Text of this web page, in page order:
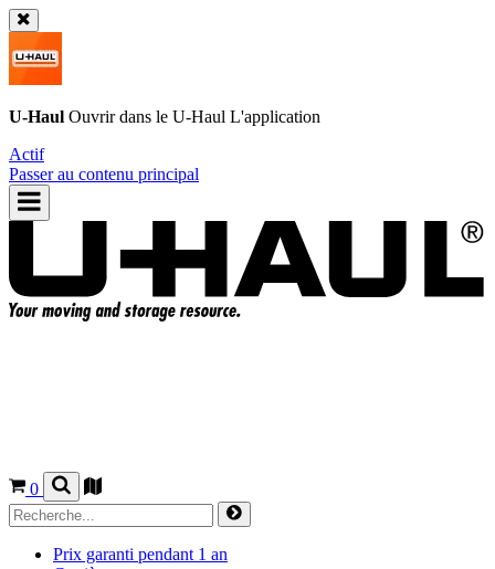
U-Haul Ouvrir dans le U-Haul L'application
Actif
Passer au contenu principal
0
Prix garanti pendant 1 an